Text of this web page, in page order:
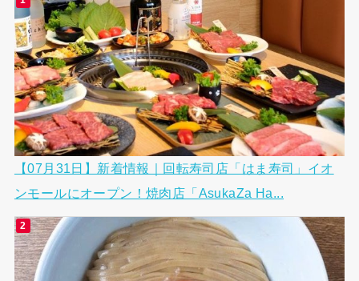
【07月31日】新着情報｜回転寿司店「はま寿司」イオ
ンモールにオープン！焼肉店「AsukaZa Ha...